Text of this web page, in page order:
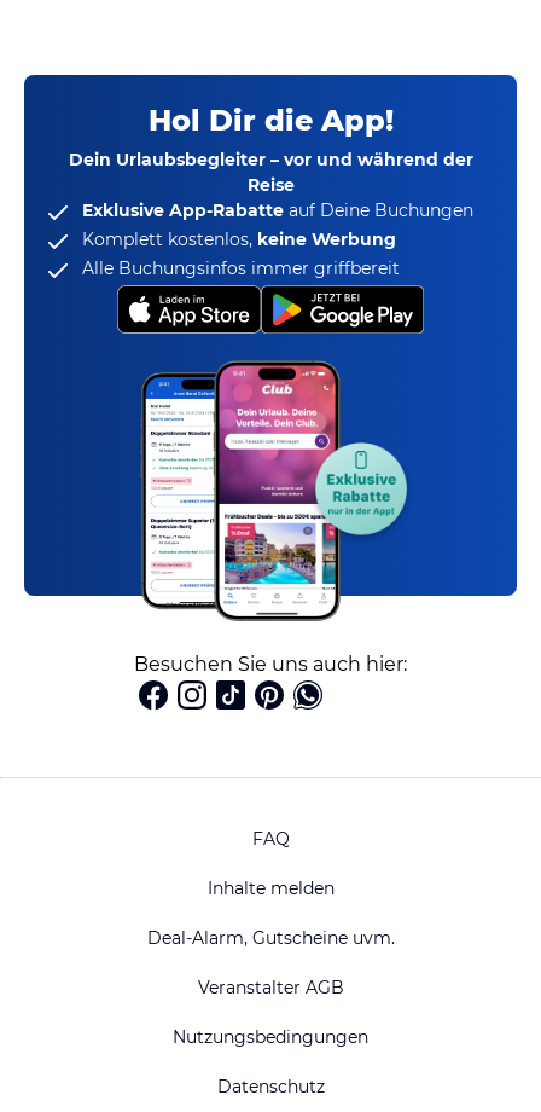
Hol Dir die App!
Dein Urlaubsbegleiter – vor und während der
Reise
Exklusive App-Rabatte auf Deine Buchungen
Komplett kostenlos, keine Werbung
Alle Buchungsinfos immer griffbereit
Besuchen Sie uns auch hier:
FAQ
Inhalte melden
Deal-Alarm, Gutscheine uvm.
Veranstalter AGB
Nutzungsbedingungen
Datenschutz